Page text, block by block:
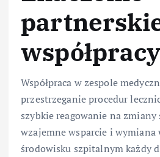
współpracy
Współpraca w zespole
przestrzeganie procedur
szybkie reagowanie na
wzajemne wsparcie i wymiana
środowisku szpitalnym każdy